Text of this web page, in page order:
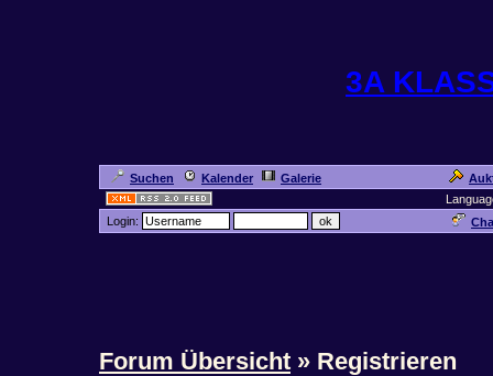
3A
Suchen Kalender Galerie
Login:
Forum Übersicht » Registrieren